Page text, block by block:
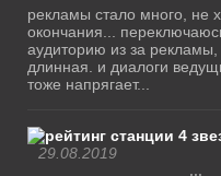
рекламы стало много, не
окончания...
аудиторию из за
длинная. и диалоги
тоже напрягает...
29.08.2019